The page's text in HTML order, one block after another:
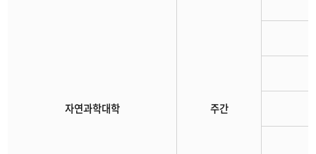
자연과학대학 주간